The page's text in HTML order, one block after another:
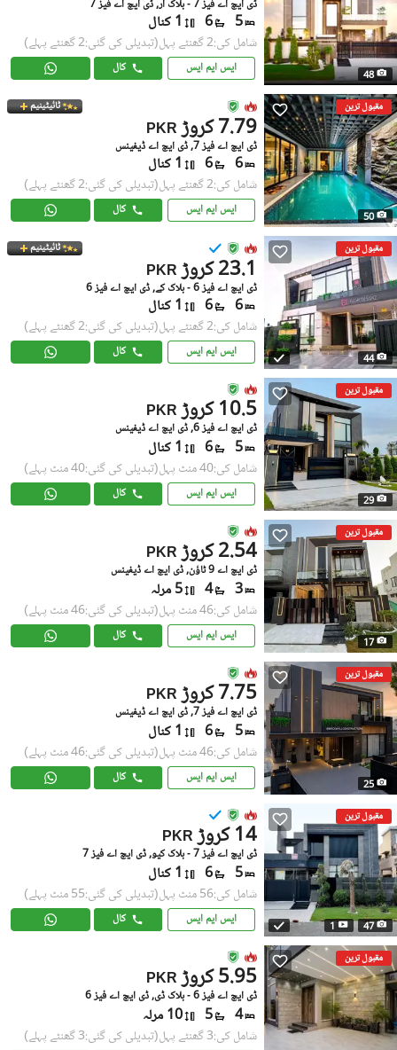
48
ڈی ایچ اے فیز 7 - بلاک آر, ڈی ایچ اے فیز 7
5
6 1 کنال
شامل کی:2 گھنٹے پہل (تبدیلی کی گئی:2 گھنٹے پہلے)
ایس ایم ایس کال
مقبول ترین
50
ٹائیٹینیم
PKR 7.79 کروڑ
ڈی ایچ اے فیز 7, ڈی ایچ اے ڈیفینس
6
6 1 کنال
شامل کی:2 گھنٹے پہل (تبدیلی کی گئی:2 گھنٹے پہلے)
ایس ایم ایس کال
مقبول ترین
44
ٹائیٹینیم
PKR 23.1 کروڑ
ڈی ایچ اے فیز 6 - بلاک کے, ڈی ایچ اے فیز 6
6
6 1 کنال
شامل کی:2 گھنٹے پہل (تبدیلی کی گئی:2 گھنٹے پہلے)
ایس ایم ایس کال
مقبول ترین
29
PKR 10.5 کروڑ
ڈی ایچ اے فیز 6, ڈی ایچ اے ڈیفینس
5
6 1 کنال
شامل کی:40 منٹ پہل (تبدیلی کی گئی:40 منٹ پہلے)
ایس ایم ایس کال
مقبول ترین
17
PKR 2.54 کروڑ
ڈی ایچ اے 9 ٹاؤن, ڈی ایچ اے ڈیفینس
3
4 5 مرلہ
شامل کی:46 منٹ پہل (تبدیلی کی گئی:46 منٹ پہلے)
ایس ایم ایس کال
مقبول ترین
25
PKR 7.75 کروڑ
ڈی ایچ اے فیز 7, ڈی ایچ اے ڈیفینس
5
6 1 کنال
شامل کی:46 منٹ پہل (تبدیلی کی گئی:46 منٹ پہلے)
ایس ایم ایس کال
مقبول ترین
47
1
PKR 14 کروڑ
ڈی ایچ اے فیز 7 - بلاک کیو, ڈی ایچ اے فیز 7
5
6 1 کنال
شامل کی:56 منٹ پہل (تبدیلی کی گئی:55 منٹ پہلے)
ایس ایم ایس کال
مقبول ترین
PKR 5.95 کروڑ
ڈی ایچ اے فیز 6 - بلاک ڈی, ڈی ایچ اے فیز 6
4
5 10 مرلہ
شامل کی:3 گھنٹے پہل (تبدیلی کی گئی:3 گھنٹے پہلے)